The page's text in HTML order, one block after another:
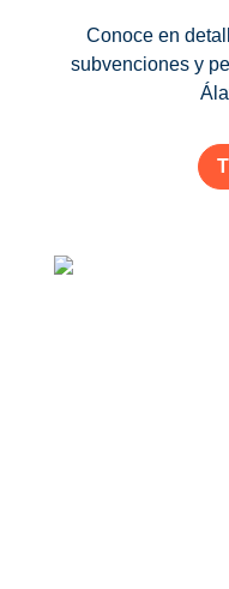
Conoce en
subvenciones y